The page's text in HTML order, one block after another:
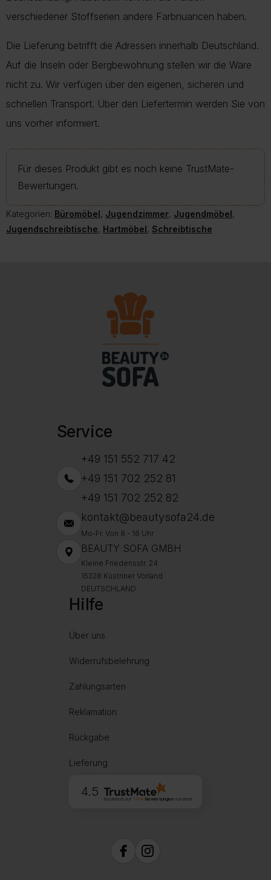
verschiedener Stoffserien andere Farbnuancen haben.
Die Lieferung betrifft die Adressen innerhalb Deutschland.
Auf die Inseln oder Bergbewohnung stellen wir die Ware
nicht zu. Wir verfügen über den eigenen, sicheren und
schnellen Transport. Über den Liefertermin werden Sie von
uns vorher informiert.
Für dieses Produkt gibt es noch keine TrustMate-
Bewertungen.
Kategorien: Büromöbel, Jugendzimmer, Jugendmöbel,
Jugendschreibtische, Hartmöbel, Schreibtische
Service
+49 151 552 717 42
+49 151 702 252 81
+49 151 702 252 82
kontakt@beautysofa24.de
Mo-Fr. Von 8 - 16 Uhr
BEAUTY SOFA GMBH
Kleine Friedensstr. 24
15328 Küstriner Vorland
DEUTSCHLAND
Hilfe
Über uns
Widerrufsbelehrung
Zahlungsarten
Reklamation
Rückgabe
Lieferung
4.5
Basierend auf 1994 Bewertungenvon jeher